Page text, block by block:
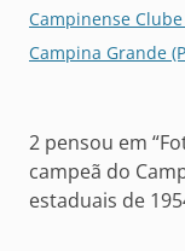
de
posts
Campinense Clube
Campina Grande
2 pensou em “
campeã do
estaduais de